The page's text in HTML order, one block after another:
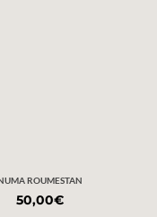
ROUMESTAN
50,00€